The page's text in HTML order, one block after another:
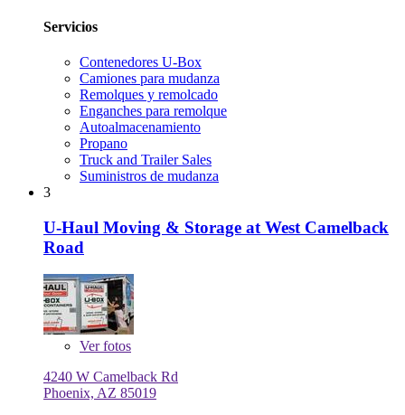
Servicios
Contenedores U-Box
Camiones para mudanza
Remolques y remolcado
Enganches para remolque
Autoalmacenamiento
Propano
Truck and Trailer Sales
Suministros de mudanza
3
U-Haul Moving & Storage at West Camelback
Road
Verfotos
4240 W Camelback Rd
Phoenix, AZ 85019